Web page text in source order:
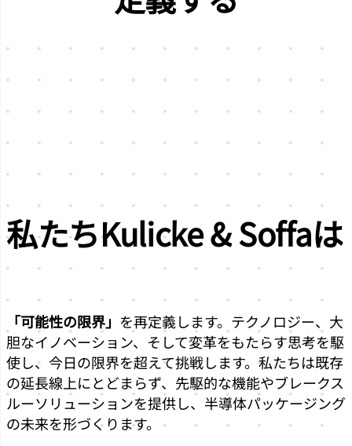
私たちKulicke & Soffaは
「可能性の限界」 を再定義します。テクノロジー、大
胆なイノベーション、そして変革をもたらす思考を駆
使し、今日の限界を超えて挑戦します。私たちは既存
の延長線上にとどまらず、先駆的な機能やブレークス
ルーソリューションを提供し、半導体パッケージング
の未来を形づくります。